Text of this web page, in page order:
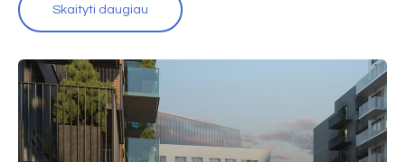
Skaityti daugiau